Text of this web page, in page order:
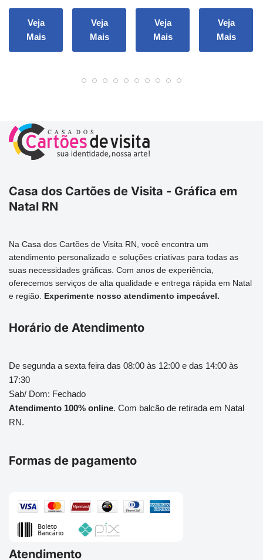
Veja
Mais
Veja
Mais
Veja
Mais
Veja
Mais
Casa dos Cartões de Visita - Gráfica em
Natal RN
Na Casa dos Cartões de Visita RN, você encontra um
atendimento personalizado e soluções criativas para todas as
suas necessidades gráficas. Com anos de experiência,
oferecemos serviços de alta qualidade e entrega rápida em Natal
e região. Experimente nosso atendimento impecável.
Horário de Atendimento
De segunda a sexta feira das 08:00 às 12:00 e das 14:00 às
17:30
Sab/ Dom: Fechado
Atendimento 100% online. Com balcão de retirada em Natal
RN.
Formas de pagamento
Atendimento